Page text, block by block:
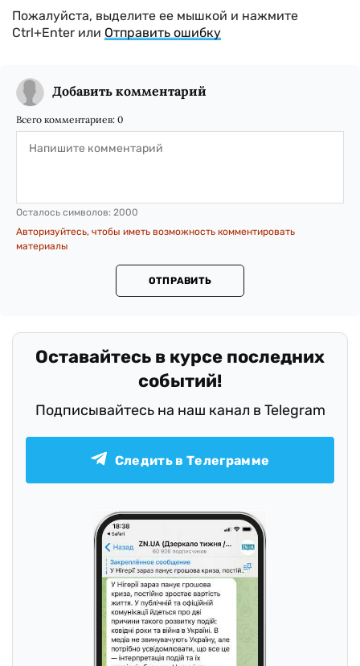
Пожалуйста, выделите ее мышкой и нажмите
Ctrl+Enter или Отправить ошибку
Добавить комментарий
Всего комментариев: 0
Осталось символов: 2000
Авторизуйтесь, чтобы иметь возможность комментировать
материалы
ОТПРАВИТЬ
Оставайтесь в курсе последних
событий!
Подписывайтесь на наш канал в Telegram
Следить в Телеграмме